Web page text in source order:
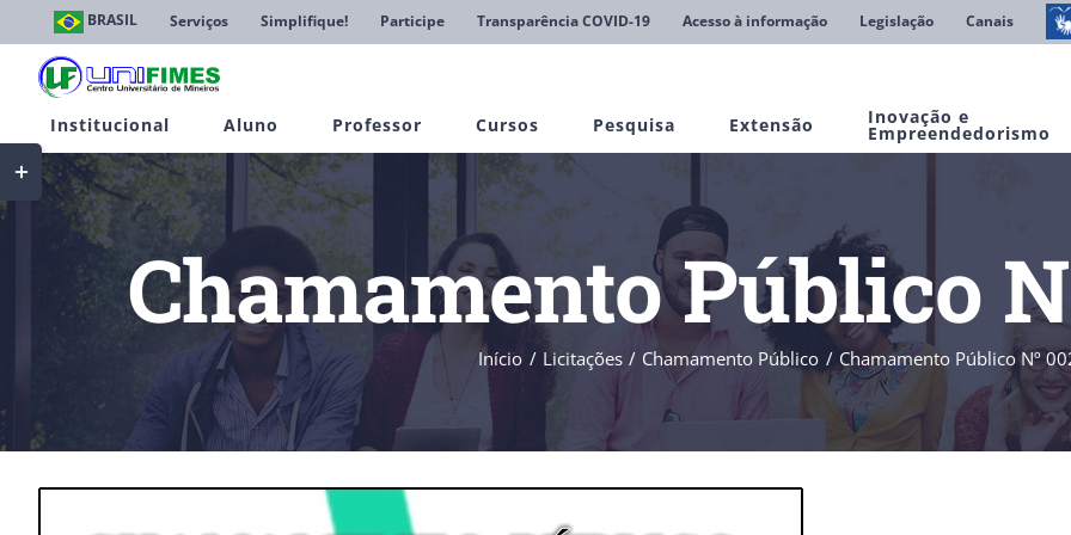
conteúdo
BRASIL Serviços Simplifique! Participe Transparência COVID-19 Acesso à informação Legislação Canais
Institucional Aluno Professor Cursos Pesquisa Extensão Inovação e
Empreendedorismo
Chamamento Público
Início Licitações Chamamento Público Chamamento Público Nº
Toggle
Sliding
Bar